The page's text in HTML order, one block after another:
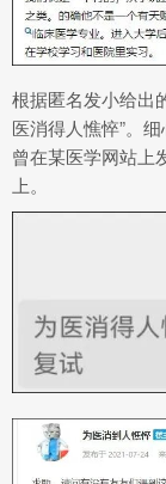
根据匿名发小给出
医消得人憔悴”。
曾在某医学网站上
上。